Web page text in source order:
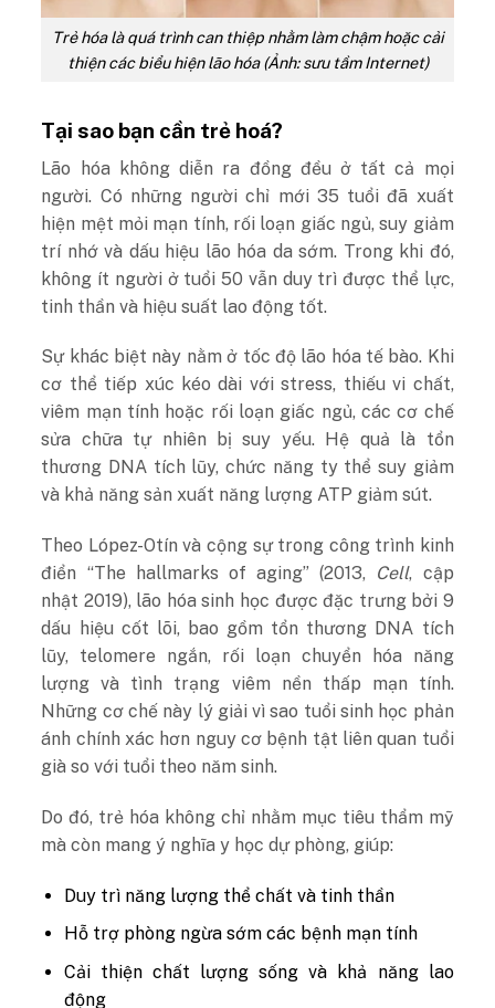
Trẻ hóa là quá trình can thiệp nhằm làm chậm hoặc cải
thiện các biểu hiện lão hóa (Ảnh: sưu tầm Internet)
Tại sao bạn cần trẻ hoá?
Lão hóa không diễn ra đồng đều ở tất cả mọi
người. Có những người chỉ mới 35 tuổi đã xuất
hiện mệt mỏi mạn tính, rối loạn giấc ngủ, suy giảm
trí nhớ và dấu hiệu lão hóa da sớm. Trong khi đó,
không ít người ở tuổi 50 vẫn duy trì được thể lực,
tinh thần và hiệu suất lao động tốt.
Sự khác biệt này nằm ở tốc độ lão hóa tế bào. Khi
cơ thể tiếp xúc kéo dài với stress, thiếu vi chất,
viêm mạn tính hoặc rối loạn giấc ngủ, các cơ chế
sửa chữa tự nhiên bị suy yếu. Hệ quả là tổn
thương DNA tích lũy, chức năng ty thể suy giảm
và khả năng sản xuất năng lượng ATP giảm sút.
Theo López-Otín và cộng sự trong công trình kinh
điển “The hallmarks of aging” (2013, Cell, cập
nhật 2019), lão hóa sinh học được đặc trưng bởi 9
dấu hiệu cốt lõi, bao gồm tổn thương DNA tích
lũy, telomere ngắn, rối loạn chuyển hóa năng
lượng và tình trạng viêm nền thấp mạn tính.
Những cơ chế này lý giải vì sao tuổi sinh học phản
ánh chính xác hơn nguy cơ bệnh tật liên quan tuổi
già so với tuổi theo năm sinh.
Do đó, trẻ hóa không chỉ nhằm mục tiêu thẩm mỹ
mà còn mang ý nghĩa y học dự phòng, giúp:
Duy trì năng lượng thể chất và tinh thần
Hỗ trợ phòng ngừa sớm các bệnh mạn tính
Cải thiện chất lượng sống và khả năng lao
động